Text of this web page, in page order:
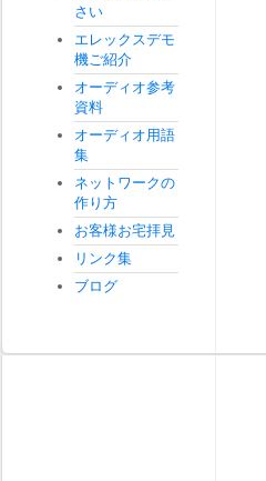
さい
エレックスデモ
機ご紹介
オーディオ参考
資料
オーディオ用語
集
ネットワークの
作り方
お客様お宅拝見
リンク集
ブログ